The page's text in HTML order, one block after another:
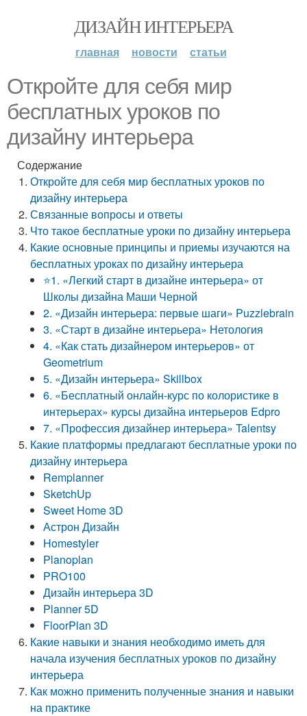
ДИЗАЙН ИНТЕРЬЕРА
главная новости статьи
Откройте для себя мир
бесплатных уроков по
дизайну интерьера
Содержание
Откройте для себя мир бесплатных уроков по
дизайну интерьера
Связанные вопросы и ответы
Что такое бесплатные уроки по дизайну интерьера
Какие основные принципы и приемы изучаются на
бесплатных уроках по дизайну интерьера
⭐1. «Легкий старт в дизайне интерьера» от
Школы дизайна Маши Черной
2. «Дизайн интерьера: первые шаги» Puzzlebrain
3. «Старт в дизайне интерьера» Нетология
4. «Как стать дизайнером интерьеров» от
Geometrium
5. «Дизайн интерьера» Skillbox
6. «Бесплатный онлайн-курс по колористике в
интерьерах» курсы дизайна интерьеров Edpro
7. «Профессия дизайнер интерьера» Talentsy
Какие платформы предлагают бесплатные уроки по
дизайну интерьера
Remplanner
SketchUp
Sweet Home 3D
Астрон Дизайн
Homestyler
Planoplan
PRO100
Дизайн интерьера 3D
Planner 5D
FloorPlan 3D
Какие навыки и знания необходимо иметь для
начала изучения бесплатных уроков по дизайну
интерьера
Как можно применить полученные знания и навыки
на практике